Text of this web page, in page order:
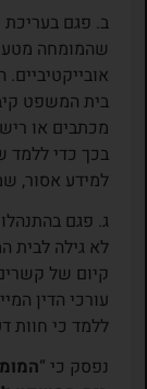
ב. פגם
שהמומחה
בית המשפט
מכתבים או
בכך כדי ללמד
למידע אסור,
ג. פגם
לא גילה לבית
קיום של
עורכי הדין
ללמד כי חוות
נפסק כי “